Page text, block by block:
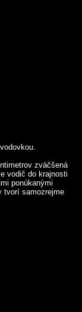
zväčšená
vodič do krajnosti
ponúkanými
tvorí samozrejme